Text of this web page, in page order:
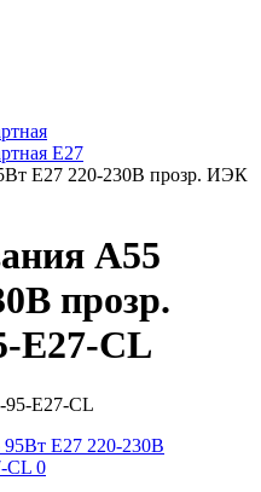
E27
E27 220-230В прозр. ИЭК
A55
прозр.
E27-CL
E27-CL